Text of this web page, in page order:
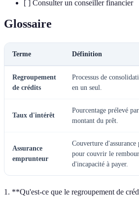
[ ] Consulter un conseiller financier
Glossaire
Terme Définition
Regroupement
de crédits
Processus de
en un seul.
Taux d'intérêt
Pourcentage prélevé
montant du prêt.
Assurance
emprunteur
Couverture
pour couvrir le
d'incapacité à payer.
1. **Qu'est-ce que le regroupement de